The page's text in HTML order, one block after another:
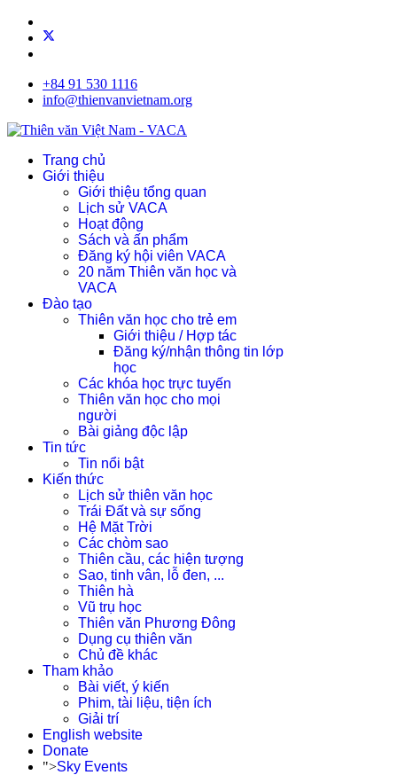
+84 91 530 1116
info@thienvanvietnam.org
Trang chủ
Giới thiệu
Giới thiệu tổng quan
Lịch sử VACA
Hoạt động
Sách và ấn phẩm
Đăng ký hội viên VACA
20 năm Thiên văn học và
VACA
Đào tạo
Thiên văn học cho trẻ em
Giới thiệu / Hợp tác
Đăng ký/nhận thông tin lớp
học
Các khóa học trực tuyến
Thiên văn học cho mọi
người
Bài giảng độc lập
Tin tức
Tin nổi bật
Kiến thức
Lịch sử thiên văn học
Trái Đất và sự sống
Hệ Mặt Trời
Các chòm sao
Thiên cầu, các hiện tượng
Sao, tinh vân, lỗ đen, ...
Thiên hà
Vũ trụ học
Thiên văn Phương Đông
Dụng cụ thiên văn
Chủ đề khác
Tham khảo
Bài viết, ý kiến
Phim, tài liệu, tiện ích
Giải trí
English website
Donate
">Sky Events